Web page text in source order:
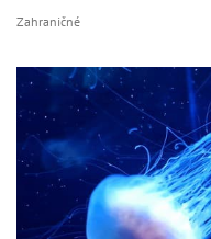
Zahraničné